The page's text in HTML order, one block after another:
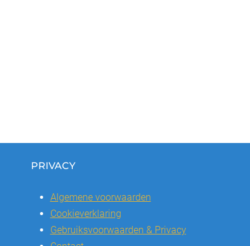
PRIVACY
Algemene voorwaarden
Cookieverklaring
Gebruiksvoorwaarden & Privacy